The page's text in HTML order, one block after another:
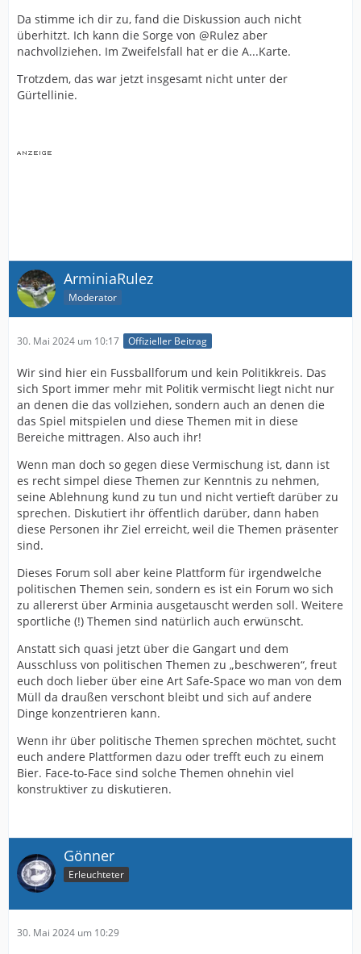
Da stimme ich dir zu, fand die Diskussion auch nicht
überhitzt. Ich kann die Sorge von @Rulez aber
nachvollziehen. Im Zweifelsfall hat er die A...Karte.
Trotzdem, das war jetzt insgesamt nicht unter der
Gürtellinie.
ArminiaRulez
Moderator
30. Mai 2024 um 10:17 Offizieller Beitrag
Wir sind hier ein Fussballforum und kein Politikkreis. Das
sich Sport immer mehr mit Politik vermischt liegt nicht nur
an denen die das vollziehen, sondern auch an denen die
das Spiel mitspielen und diese Themen mit in diese
Bereiche mittragen. Also auch ihr!
Wenn man doch so gegen diese Vermischung ist, dann ist
es recht simpel diese Themen zur Kenntnis zu nehmen,
seine Ablehnung kund zu tun und nicht vertieft darüber zu
sprechen. Diskutiert ihr öffentlich darüber, dann haben
diese Personen ihr Ziel erreicht, weil die Themen präsenter
sind.
Dieses Forum soll aber keine Plattform für irgendwelche
politischen Themen sein, sondern es ist ein Forum wo sich
zu allererst über Arminia ausgetauscht werden soll. Weitere
sportliche (!) Themen sind natürlich auch erwünscht.
Anstatt sich quasi jetzt über die Gangart und dem
Ausschluss von politischen Themen zu „beschweren“, freut
euch doch lieber über eine Art Safe-Space wo man von dem
Müll da draußen verschont bleibt und sich auf andere
Dinge konzentrieren kann.
Wenn ihr über politische Themen sprechen möchtet, sucht
euch andere Plattformen dazu oder trefft euch zu einem
Bier. Face-to-Face sind solche Themen ohnehin viel
konstruktiver zu diskutieren.
Gönner
Erleuchteter
30. Mai 2024 um 10:29